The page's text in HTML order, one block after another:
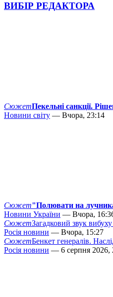
ВИБІР РЕДАКТОРА
СюжетПекельні санкції.
Новини світу — Вчора, 23:14
Сюжет"Полювати на
Новини України — Вчора,
СюжетЗагадковий звук
Росія новини — Вчора, 15:27
СюжетБенкет генералів.
Росія новини — 6 серпня 2026,